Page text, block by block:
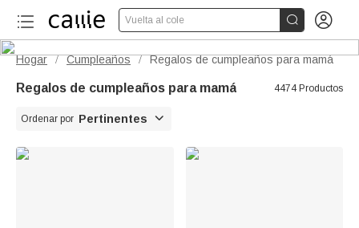
Vuelta al cole  
Hogar / Cumpleaños / Regalos de cumpleaños para mamá
Regalos de cumpleaños para mamá 4474 Productos
Ordenar por Pertinentes 